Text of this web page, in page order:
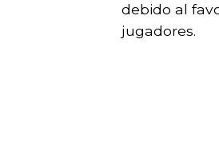
debido al
jugadores.